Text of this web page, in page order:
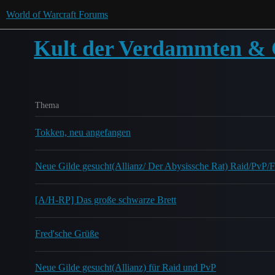
World of Warcraft Forums
Kult der Verdammten &
Thema
Tokken, neu angefangen
Neue Gilde gesucht(Allianz/ Der Abysissche Rat) Raid/PvP/
[A/H-RP] Das große schwarze Brett
Fred'sche Grüße
Neue Gilde gesucht(Allianz) für Raid und PvP